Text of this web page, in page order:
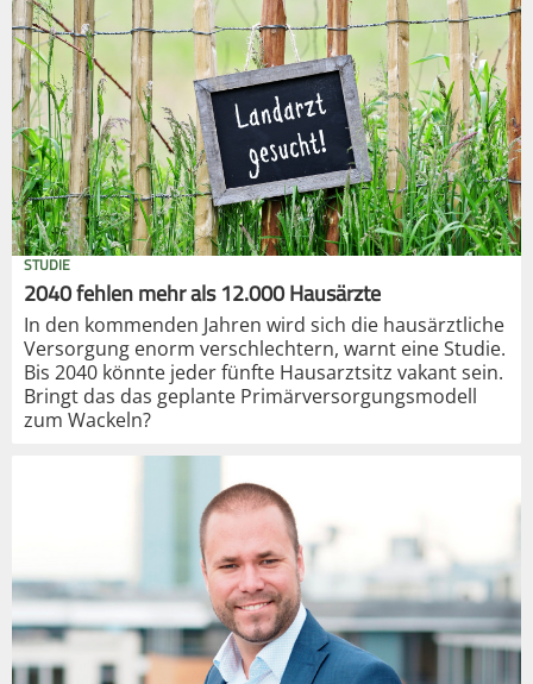
STUDIE
2040 fehlen mehr als 12.000 Hausärzte
In den kommenden Jahren wird sich die hausärztliche
Versorgung enorm verschlechtern, warnt eine Studie.
Bis 2040 könnte jeder fünfte Hausarztsitz vakant sein.
Bringt das das geplante Primärversorgungsmodell
zum Wackeln?